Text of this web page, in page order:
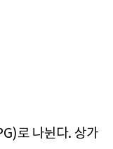
로 나뉜다. 상가